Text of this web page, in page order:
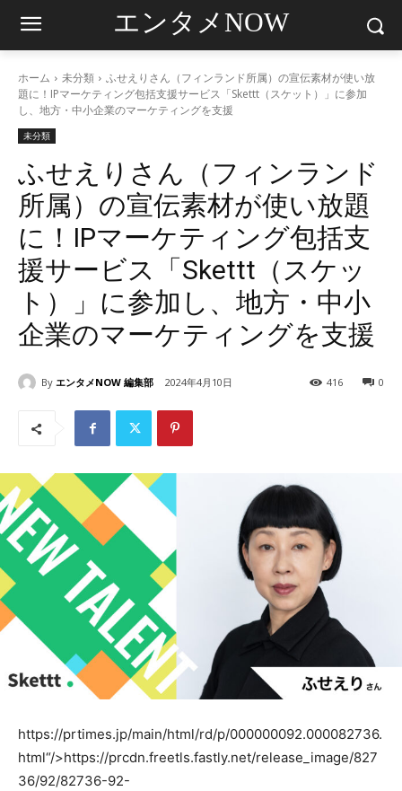
エンタメNOW
ホーム 未分類
ふせえりさん（フィンランド所属）の宣伝素材が使い放
題に！IPマーケティング包括支援サービス「Skettt（スケット）」に参加
し、地方・中小企業のマーケティングを支援
未分類
ふせえりさん（フィンランド
所属）の宣伝素材が使い放題
に！IPマーケティング包括支
援サービス「Skettt（スケッ
ト）」に参加し、地方・中小
企業のマーケティングを支援
By エンタメNOW 編集部 2024年4月10日 0
416
https://prtimes.jp/main/html/rd/p/000000092.000082736.
html“/>https://prcdn.freetls.fastly.net/release_image/827
36/92/82736-92-